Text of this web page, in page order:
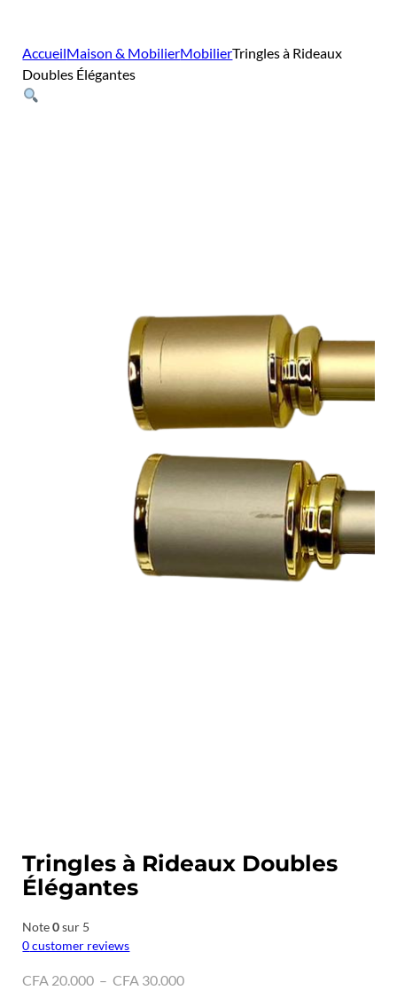
AccueilMaison & MobilierMobilierTringles à Rideaux
Doubles Élégantes
Tringles à Rideaux Doubles
Élégantes
Note0sur 5
0customer reviews
CFA 20.000 – CFA 30.000Plage